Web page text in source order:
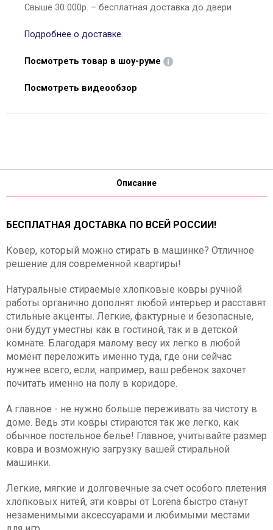
Свыше 30 000р. – бесплатная доставка до двери
Подробнее о доставке.
Посмотреть товар в шоу-руме
Посмотреть видеообзор
Описание
БЕСПЛАТНАЯ ДОСТАВКА ПО ВСЕЙ РОССИИ!
Ковер, который можно стирать в машинке? Отличное
решение для современной квартиры!
Натуральные стираемые хлопковые ковры ручной
работы органично дополнят любой интерьер и расставят
стильные акценты. Легкие, фактурные и безопасные,
они будут уместны как в гостиной, так и в детской
комнате. Благодаря малому весу их легко в любой
момент переложить именно туда, где они сейчас
нужнее всего, если, например, ваш ребенок захочет
почитать именно на полу в коридоре.
А главное - не нужно больше переживать за чистоту в
доме. Ведь эти ковры стираются так же легко, как
обычное постельное белье! Главное, учитывайте размер
ковра и возможную загрузку вашей стиральной
машинки.
Легкие, мягкие и долговечные за счет особого плетения
хлопковых нитей, эти ковры от Lorena быстро станут
незаменимыми аксессуарами и любимыми местами